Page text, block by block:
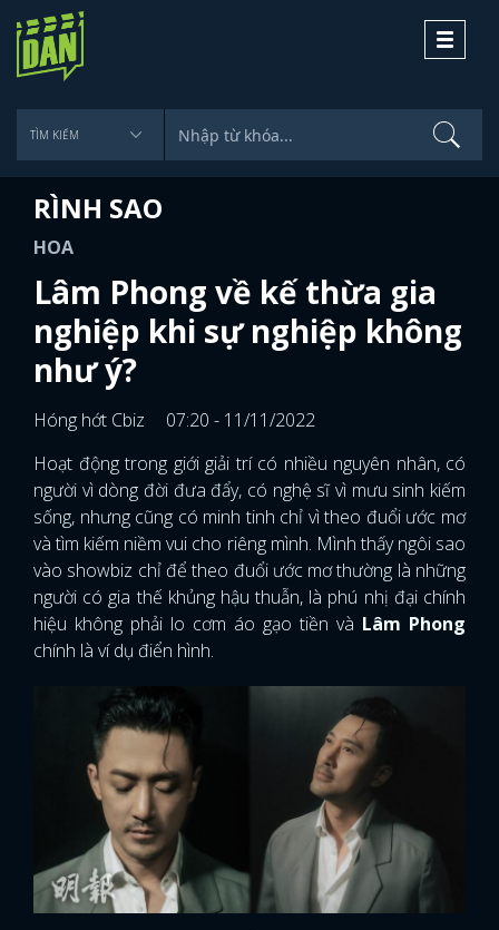
Toggle
RÌNH SAO
HOA
Lâm Phong về kế thừa gia
nghiệp khi sự nghiệp không
như ý?
Hóng hớt Cbiz
07:20 - 11/11/2022
Hoạt động trong giới giải trí có nhiều nguyên nhân, có
người vì dòng đời đưa đẩy, có nghệ sĩ vì mưu sinh kiếm
sống, nhưng cũng có minh tinh chỉ vì theo đuổi ước mơ
và tìm kiếm niềm vui cho riêng mình. Mình thấy ngôi sao
vào showbiz chỉ để theo đuổi ước mơ thường là những
người có gia thế khủng hậu thuẫn, là phú nhị đại chính
hiệu không phải lo cơm áo gạo tiền và Lâm Phong
chính là ví dụ điển hình.